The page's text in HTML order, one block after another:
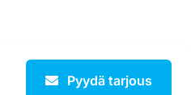
Pyydä tarjous